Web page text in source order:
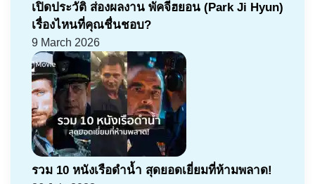
เปิดประวัติ ส่องผลงาน พัคจีฮยอน (Park Ji Hyun)
เรื่องไหนที่คุณชื่นชอบ?
9 March 2026
รวม 10 หนังเรือดำน้ำ สุดยอดเยี่ยมที่ห้ามพลาด!